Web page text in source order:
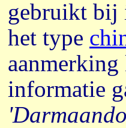
gebruikt bij
het type
informatie